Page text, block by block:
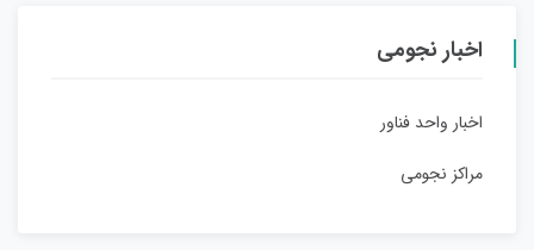
اخبار نجومی
اخبار واحد فناور
مراکز نجومی